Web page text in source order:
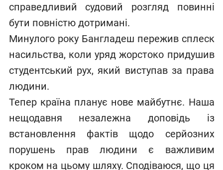
справедливий судовий розгляд повинні
бути повністю дотримані.
Минулого року Бангладеш пережив сплеск
насильства, коли уряд жорстоко придушив
студентський рух, який виступав за права
людини.
Тепер країна планує нове майбутнє. Наша
нещодавня незалежна доповідь із
встановлення фактів щодо серйозних
порушень прав людини є важливим
кроком на цьому шляху. Сподіваюся, що ця